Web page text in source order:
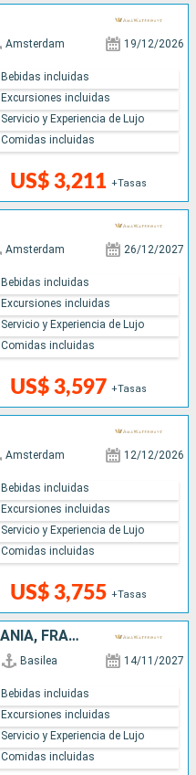
Amsterdam 19/12/2026
US$ 3,211 +Tasas
Bebidas incluidas
Excursiones incluidas
Servicio y Experiencia de Lujo
Comidas incluidas
Amsterdam 26/12/2027
US$ 3,597 +Tasas
Bebidas incluidas
Excursiones incluidas
Servicio y Experiencia de Lujo
Comidas incluidas
Amsterdam 12/12/2026
US$ 3,755 +Tasas
Bebidas incluidas
Excursiones incluidas
Servicio y Experiencia de Lujo
Comidas incluidas
SUIZA, PAISES BAJOS, ALEMANIA, FRANCIA
Basilea 14/11/2027
Bebidas incluidas
Excursiones incluidas
Servicio y Experiencia de Lujo
Comidas incluidas